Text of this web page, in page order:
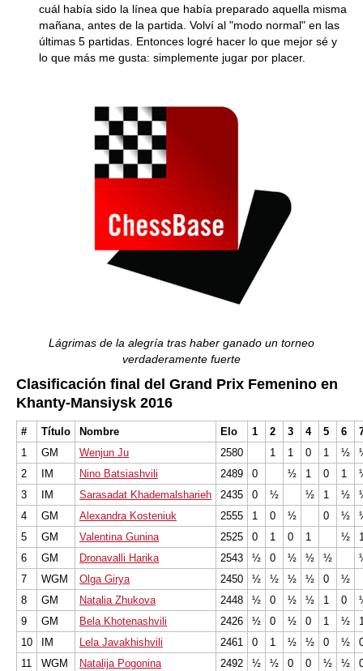
cuál había sido la línea que había preparado aquella misma
mañana, antes de la partida. Volví al "modo normal" en las
últimas 5 partidas. Entonces logré hacer lo que mejor sé y
lo que más me gusta: simplemente jugar por placer.
Lágrimas de la alegría tras haber ganado un torneo
verdaderamente fuerte
Clasificación final del Grand Prix Femenino en
Khanty-Mansiysk 2016
# Título Nombre Elo 1 2 3 4 5 6
1
GM Wenjun Ju 2580 1 1 0 1 ½
2
IM Nino Batsiashvili 2489 0 ½ 1 0 1
3
IM Sarasadat Khademalsharieh 2435 0 ½ ½ 1 ½
4
GM Alexandra Kosteniuk 2555 1 0 ½ 0 ½
5
GM Valentina Gunina 2525 0 1 0 1 ½
6
GM Dronavalli Harika 2543 ½ 0 ½ ½ ½
7
WGM Olga Girya 2450 ½ ½ ½ ½ 0
½
8
GM Natalia Zhukova 2448 ½ 0 ½ ½ 1 0
9
GM Bela Khotenashvili 2426 ½ 0 ½ 0 1 ½
10
IM Lela Javakhishvili 2461 0 1 ½ ½ 0 ½
11
WGM Natalija Pogonina 2492 ½ ½ 0 0 ½ ½